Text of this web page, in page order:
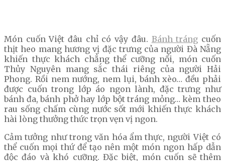
Món cuốn Việt đâu chỉ có vậy đâu. Bánh tráng cuốn
thịt heo mang hương vị đặc trưng của người Đà Nẵng
khiến thực khách chẳng thể cưỡng nổi, món cuốn
Thủy Nguyên mang sắc thái riêng của người Hải
Phong. Rồi nem nướng, nem lụi, bánh xèo… đều phải
được cuốn trong lớp áo ngon lành, đặc trưng như
bánh đa, bánh phở hay lớp bột tráng mỏng… kèm theo
rau sống chấm cùng nước sốt mới khiến thực khách
hài lòng thưởng thức trọn vẹn vị ngon.
Cảm tưởng như trong văn hóa ẩm thực, người Việt có
thể cuốn mọi thứ để tạo nên một món ngon hấp dẫn
độc đáo và khó cưỡng. Đặc biệt, món cuốn sẽ thêm